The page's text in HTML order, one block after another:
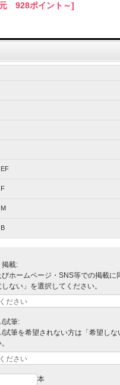
928ポイント～]
掲載:
ホームページ・SNS等での掲載に
ない」を選択してください。
/試筆:
/試筆を希望されない方は「希望しな
本